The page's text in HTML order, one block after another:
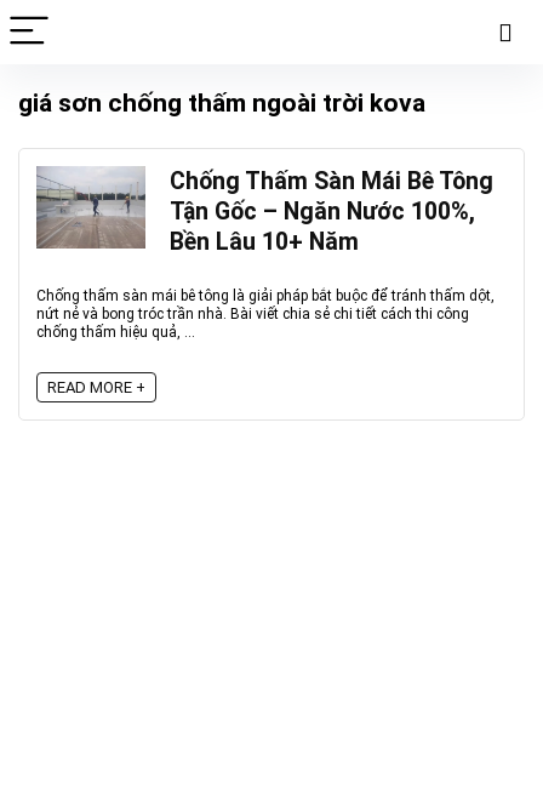
giá sơn chống thấm ngoài trời kova
Chống Thấm Sàn Mái Bê Tông
Tận Gốc – Ngăn Nước 100%,
Bền Lâu 10+ Năm
Chống thấm sàn mái bê tông là giải pháp bắt buộc để tránh thấm dột,
nứt nẻ và bong tróc trần nhà. Bài viết chia sẻ chi tiết cách thi công
chống thấm hiệu quả, ...
READ MORE +